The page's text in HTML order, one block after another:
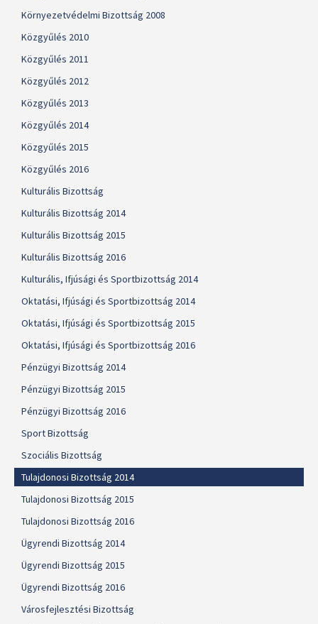
Környezetvédelmi Bizottság 2008
Közgyűlés 2010
Közgyűlés 2011
Közgyűlés 2012
Közgyűlés 2013
Közgyűlés 2014
Közgyűlés 2015
Közgyűlés 2016
Kulturális Bizottság
Kulturális Bizottság 2014
Kulturális Bizottság 2015
Kulturális Bizottság 2016
Kulturális, Ifjúsági és Sportbizottság 2014
Oktatási, Ifjúsági és Sportbizottság 2014
Oktatási, Ifjúsági és Sportbizottság 2015
Oktatási, Ifjúsági és Sportbizottság 2016
Pénzügyi Bizottság 2014
Pénzügyi Bizottság 2015
Pénzügyi Bizottság 2016
Sport Bizottság
Szociális Bizottság
Tulajdonosi Bizottság 2014
Tulajdonosi Bizottság 2015
Tulajdonosi Bizottság 2016
Ügyrendi Bizottság 2014
Ügyrendi Bizottság 2015
Ügyrendi Bizottság 2016
Városfejlesztési Bizottság